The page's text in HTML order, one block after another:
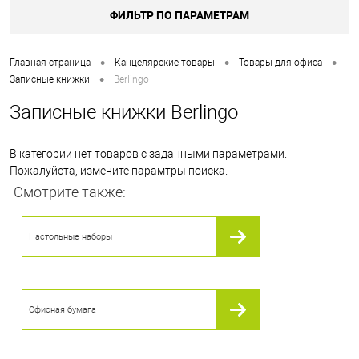
ФИЛЬТР ПО ПАРАМЕТРАМ
Главная страница • Канцелярские товары • Товары для офиса •
Записные книжки • Berlingo
Записные книжки Berlingo
В категории нет товаров с заданными параметрами.
Пожалуйста, измените парамтры поиска.
Смотрите также:
Настольные наборы
Офисная бумага